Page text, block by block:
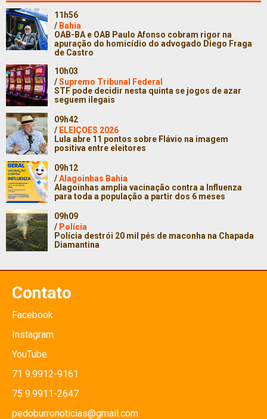
11h56
/ Bahia
OAB-BA e OAB Paulo Afonso cobram rigor na
apuração do homicídio do advogado Diego Fraga
de Castro
10h03
/Supremo Tribunal Federal
STF pode decidir nesta quinta se jogos de azar
seguem ilegais
09h42
/ ELEIÇOES 2026
Lula abre 11 pontos sobre Flávio na imagem
positiva entre eleitores
09h12
/Alagoinhas Bahia
Alagoinhas amplia vacinação contra a Influenza
para toda a população a partir dos 6 meses
09h09
/ Polícia
Polícia destrói 20 mil pés de maconha na Chapada
Diamantina
Contato
Facebook
Instagram
YouTube
71 9.9912-9161
75 9.9911-2647
pedoburronoticias@gmail.com